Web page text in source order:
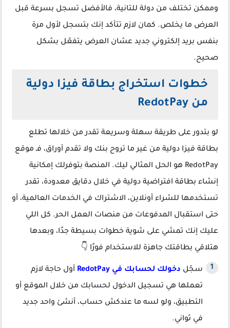
وممكن تختلف من دولة للتانية، فالأفضل تسجل بسرعة قبل
العرض ما يخلص. كمان لازم تتأكد إنك بتسجل لأول مرة
بنفس بريد إلكتروني جديد عشان العرض يتفعّل بشكل
صحيح.
خطوات استخراج بطاقة فيزا دولية
من RedotPay
لو بتدور على طريقة سهلة وسريعة تقدر من خلالها تطلع
بطاقة فيزا دولية من غير ما تروح بنك ولا تقدم أوراق، فـ موقع
RedotPay هو الحل المثالي ليك. المنصة بتوفرلك إمكانية
إنشاء بطاقة افتراضية دولية في خلال دقايق معدودة، تقدر
تستخدمها للشراء أونلاين، الاشتراك في الخدمات العالمية، أو
حتى استقبال المدفوعات من منصات العمل الحر. كل اللي
عليك إنك تمشي على شوية خطوات بسيطة جدًا، وبعدها
هتلاقي بطاقتك جاهزة للاستخدام فورًا 👇
سجّل دخولك لحسابك في RedotPay
أول حاجة لازم
تعملها هي تسجيل الدخول لحسابك من خلال الموقع أو
التطبيق، ولو لسه ما عندكش حساب، أنشئ واحد جديد
في ثواني.